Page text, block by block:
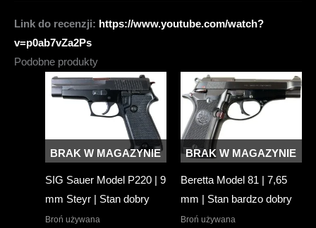
Link do recenzji: https://www.youtube.com/watch?
v=p0ab7vZa2Ps
Podobne produkty
BRAK W MAGAZYNIE
SIG Sauer Model P220 | 9
mm Steyr | Stan dobry
Broń używana
BRAK W MAGAZYNIE
Beretta Model 81 | 7,65
mm | Stan bardzo dobry
Broń używana